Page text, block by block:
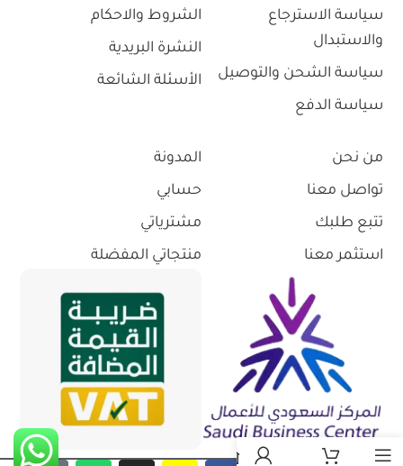
سياسة الاسترجاع
والاستبدال
سياسة الشحن والتوصيل
سياسة الدفع
الشروط والاحكام
النشرة البريدية
الأسئلة الشائعة
من نحن
تواصل معنا
تتبع طلبك
استثمر معنا
المدونة
حسابي
مشترياتي
منتجاتي المفضلة